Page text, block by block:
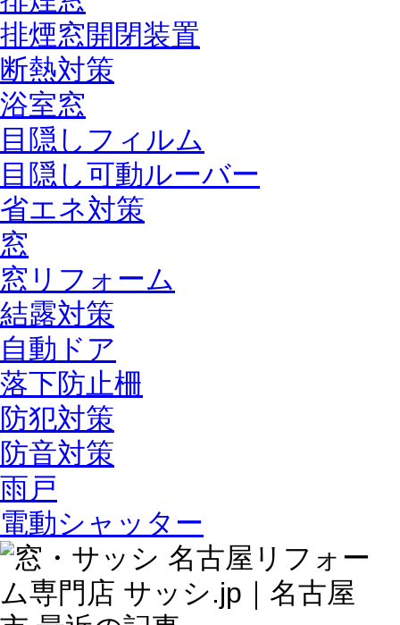
排煙窓開閉装置
断熱対策
浴室窓
目隠しフィルム
目隠し可動ルーバー
省エネ対策
窓
窓リフォーム
結露対策
自動ドア
落下防止柵
防犯対策
防音対策
雨戸
電動シャッター